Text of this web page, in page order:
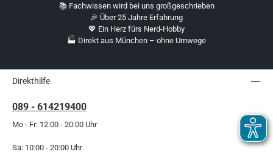
📚 Fachwissen wird bei uns großgeschrieben
🎉 Über 25 Jahre Erfahrung
💖 Ein Herz fürs Nerd-Hobby
🏭 Direkt aus München – ohne Umwege
Direkthilfe
089 - 614219400
Mo - Fr: 12:00 - 20:00 Uhr
Sa: 10:00 - 20:00 Uhr